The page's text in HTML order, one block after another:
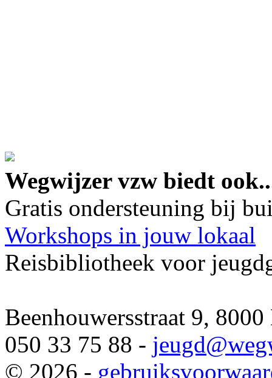
Wegwijzer vzw biedt
Gratis ondersteuning bij
Workshops in jouw lokaal
Reisbibliotheek voor
Beenhouwersstraat 9,
050 33 75 88 - jeugd
© 2026 -